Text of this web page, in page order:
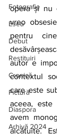
Fotografie
Eseu
Debut
Restituiri
Cronică
Pictură
Diaspora
Arhivă 2024
opera și nu
vreo
pentru
autor e
contextul
care este
aceea,
avem
alcătuite.